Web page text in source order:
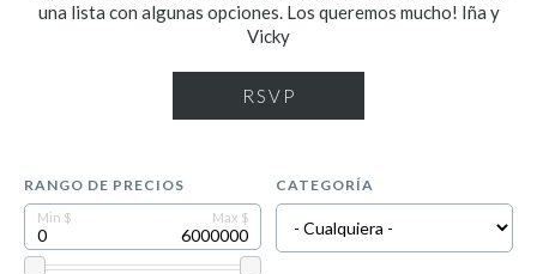
una lista con algunas opciones. Los queremos mucho! Iña y
Vicky
RSVP
RANGO DE PRECIOS CATEGORÍA